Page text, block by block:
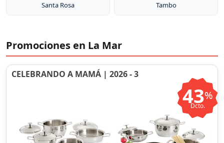
Santa Rosa Tambo
Promociones en La Mar
CELEBRANDO A MAMÁ | 2026 - 3
43%
Dcto.